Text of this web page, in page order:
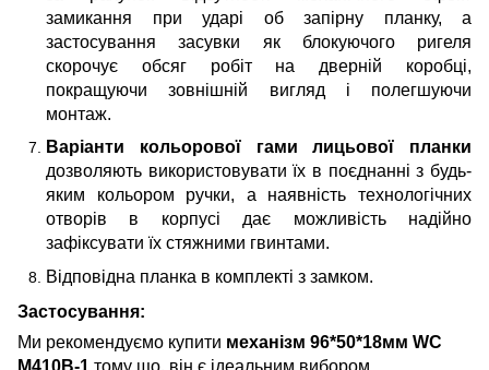
замикання при ударі об запірну планку, а
застосування засувки як блокуючого ригеля
скорочує обсяг робіт на дверній коробці,
покращуючи зовнішній вигляд і полегшуючи
монтаж.
Варіанти кольорової гами лицьової планки
дозволяють використовувати їх в поєднанні з будь-
яким кольором ручки, а наявність технологічних
отворів в корпусі дає можливість надійно
зафіксувати їх стяжними гвинтами.
Відповідна планка в комплекті з замком.
Застосування:
Ми рекомендуємо купити механізм 96*50*18мм WC